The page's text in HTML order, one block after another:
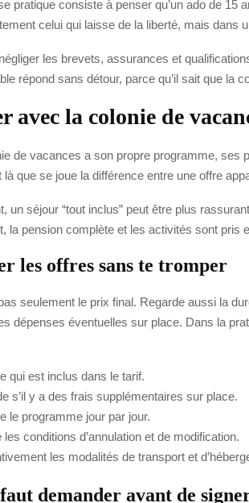
pratique consiste à penser qu’un ado de 15
celui qui laisse de la liberté, mais dans
les brevets, assurances et
répond sans détour, parce qu’il sait que la
avec la colonie de
de vacances a son propre programme, ses
là que se joue la différence entre une offre
un séjour “tout inclus” peut être plus
la pension complète et les activités sont
les offres sans te tromper
seulement le prix final. Regarde aussi la
dépenses éventuelles sur place. Dans la
qui est inclus dans le tarif.
s’il y a des frais supplémentaires sur place.
le programme jour par jour.
les conditions d’annulation et de modification.
les modalités de transport et
demander avant de